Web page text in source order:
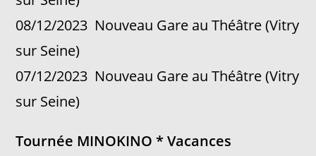
08/12/2023 Nouveau Gare au Théâtre (Vitry
sur Seine)
07/12/2023 Nouveau Gare au Théâtre (Vitry
sur Seine)
Tournée MINOKINO * Vacances